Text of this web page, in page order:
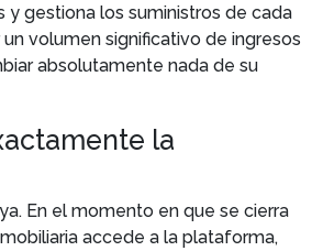
y gestiona los suministros de cada
volumen significativo de ingresos
absolutamente nada de su
la
En el momento en que se cierra
accede a la plataforma,